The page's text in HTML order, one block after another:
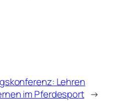
Lehren
im Pferdesport →